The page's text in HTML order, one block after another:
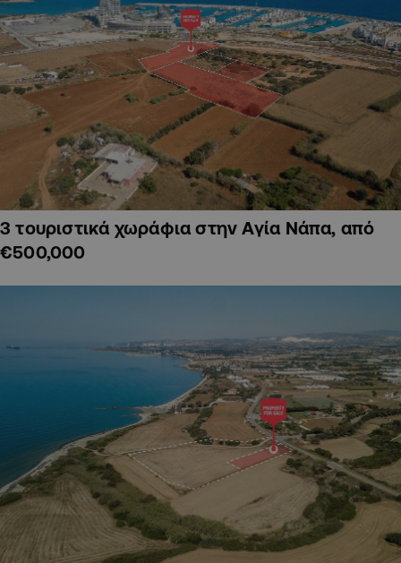
3 τουριστικά χωράφια στην Αγία Νάπα, από
€500,000